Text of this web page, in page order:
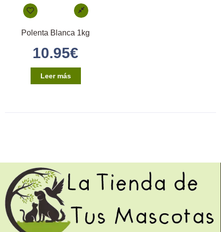
Polenta Blanca 1kg
10.95€
Leer más